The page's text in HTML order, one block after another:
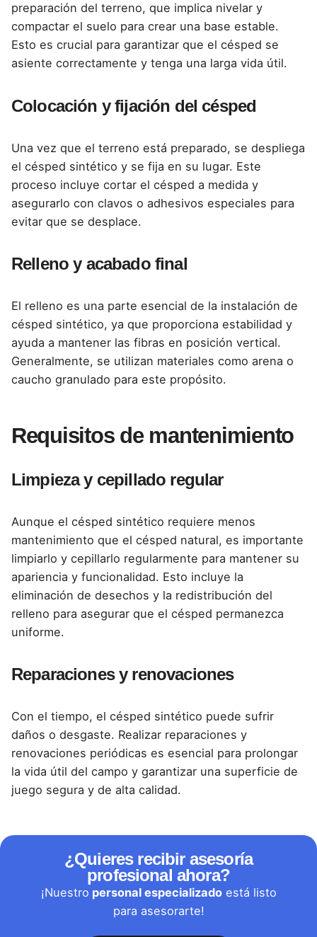
preparación del terreno, que implica nivelar y
compactar el suelo para crear una base estable.
Esto es crucial para garantizar que el césped se
asiente correctamente y tenga una larga vida útil.
Colocación y fijación del césped
Una vez que el terreno está preparado, se despliega
el césped sintético y se fija en su lugar. Este
proceso incluye cortar el césped a medida y
asegurarlo con clavos o adhesivos especiales para
evitar que se desplace.
Relleno y acabado final
El relleno es una parte esencial de la instalación de
césped sintético, ya que proporciona estabilidad y
ayuda a mantener las fibras en posición vertical.
Generalmente, se utilizan materiales como arena o
caucho granulado para este propósito.
Requisitos de mantenimiento
Limpieza y cepillado regular
Aunque el césped sintético requiere menos
mantenimiento que el césped natural, es importante
limpiarlo y cepillarlo regularmente para mantener su
apariencia y funcionalidad. Esto incluye la
eliminación de desechos y la redistribución del
relleno para asegurar que el césped permanezca
uniforme.
Reparaciones y renovaciones
Con el tiempo, el césped sintético puede sufrir
daños o desgaste. Realizar reparaciones y
renovaciones periódicas es esencial para prolongar
la vida útil del campo y garantizar una superficie de
juego segura y de alta calidad.
¿Quieres recibir asesoría
profesional ahora?
¡Nuestro personal especializadoestá listo
para asesorarte!